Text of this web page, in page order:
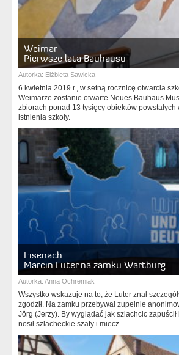
Weimar
Pierwsze lata Bauhausu
Autorka: Elżbieta Sawicka
6 kwietnia 2019 r., w setną rocznicę otwarcia
Weimarze zostanie otwarte Neues Bauhaus
zbiorach ponad 13 tysięcy obiektów powstałych
istnienia szkoły.
Eisenach
Marcin Luter na zamku Wartburg
Autorka: Anna Ochremiak
Wszystko wskazuje na to, że Luter znał
zgodził. Na zamku przebywał zupełnie
Jörg (Jerzy). By wyglądać jak szlachcic zapuścił
nosił szlacheckie szaty i miecz...